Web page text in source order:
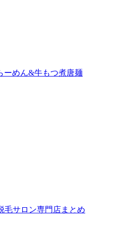
ーめん&牛もつ煮唐麺
毛サロン専門店まとめ